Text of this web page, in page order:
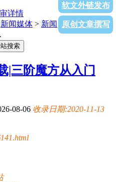
软文外链发布
原创文章撰写
新闻媒体 > 新闻
> 三阶魔方教
站搜索
|三阶魔方从入门
08-06 收录日期:2020-11-13